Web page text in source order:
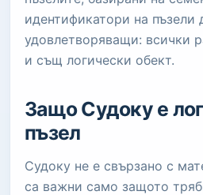
идентификатори на пъзели
удовлетворяващи: всички
и същ логически обект.
Защо Судоку е
пъзел
Судоку не е свързано с
са важни само защото